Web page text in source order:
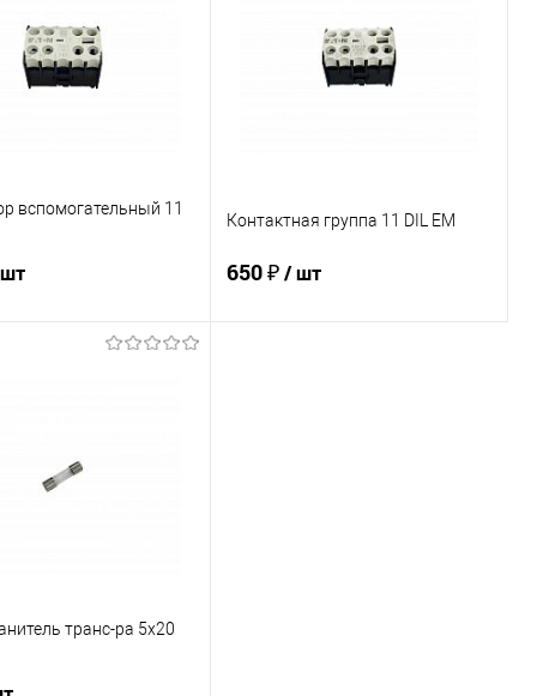
Под заказ
В избранное
вспомогательный 11
Контактная группа 11 DIL EM
650 ₽/ шт
транс-ра 5х20